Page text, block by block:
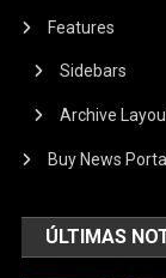
Features
Sidebars
Archive
Buy News
ÚLTIMAS